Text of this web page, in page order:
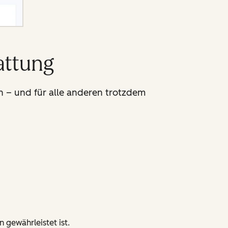
– und für alle anderen trotzdem
gewährleistet ist.